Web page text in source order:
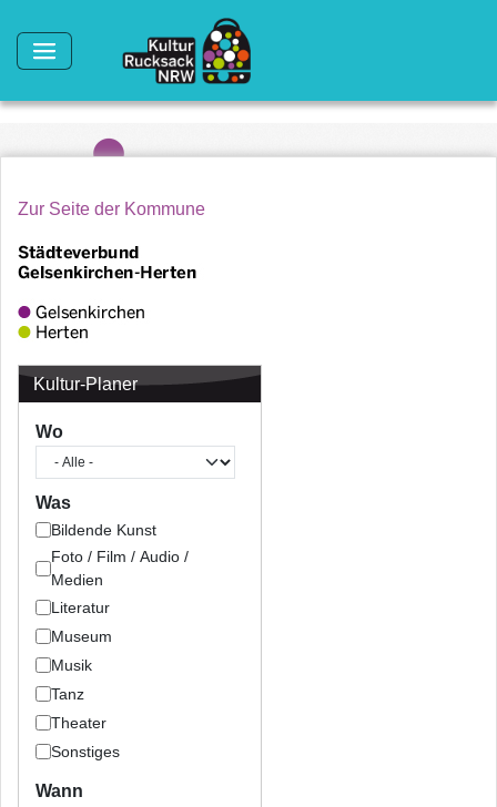
Zur Seite der Kommune
Kultur-Planer
Wo
Was
Bildende Kunst
Foto / Film / Audio /
Medien
Literatur
Museum
Musik
Tanz
Theater
Sonstiges
Wann